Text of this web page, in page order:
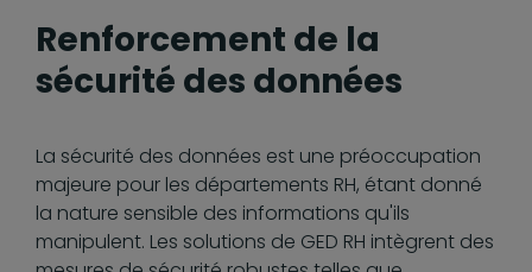
Renforcement de la
sécurité des données
La sécurité des données est une préoccupation
majeure pour les départements RH, étant donné
la nature sensible des informations qu'ils
manipulent. Les solutions de GED RH intègrent des